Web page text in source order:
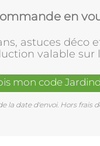
en
astuces déco
valable
mon code
la date d'envoi. Hors frais